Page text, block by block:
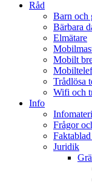
Råd
Barn och
Bärbara
Elmätare
Mobilt
Trådlösa
Wifi och
Info
Frågor
Juridik